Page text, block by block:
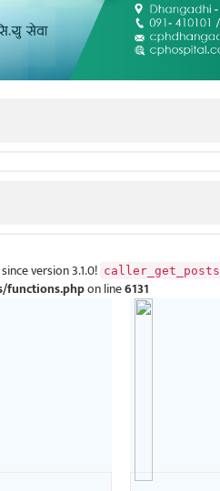
since version 3.1.0! caller_get_posts
functions.phpon line6131